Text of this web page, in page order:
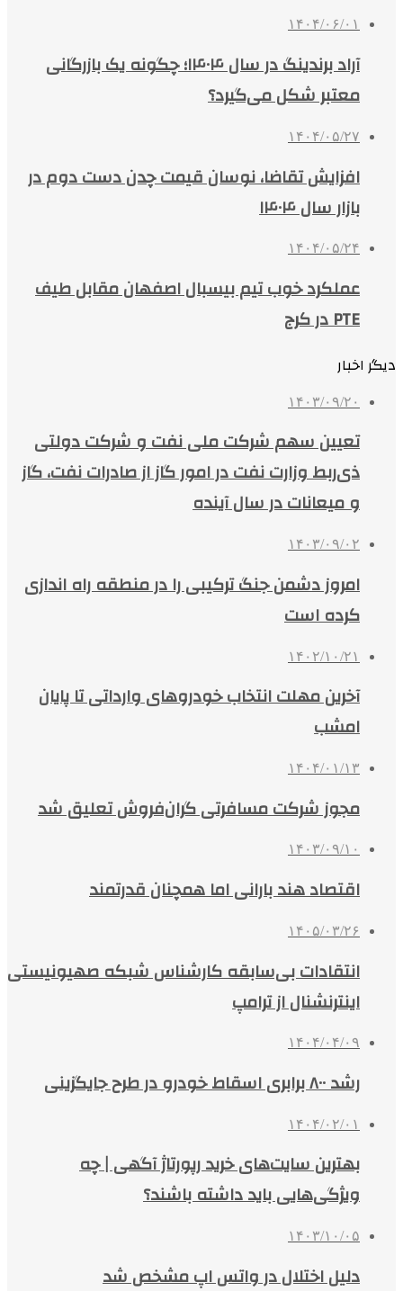
۱۴۰۴/۰۶/۰۱
آراد برندینگ در سال ۱۴۰۴؛ چگونه یک بازرگانی
معتبر شکل می‌گیرد؟
۱۴۰۴/۰۵/۲۷
افزایش تقاضا، نوسان قیمت چدن دست دوم در
بازار سال ۱۴۰۴
۱۴۰۴/۰۵/۲۴
عملکرد خوب تیم بیسبال اصفهان مقابل طیف
PTE در کرج
دیگر اخبار
۱۴۰۳/۰۹/۲۰
تعیین سهم شرکت ملی نفت و شرکت دولتی
ذی‌ربط وزارت نفت در امور ‏گاز از صادرات نفت، گاز
و میعانات در سال آینده
۱۴۰۳/۰۹/۰۲
امروز دشمن جنگ ترکیبی را در منطقه راه اندازی
کرده است
۱۴۰۲/۱۰/۲۱
آخرین مهلت انتخاب خودروهای وارداتی تا پایان
امشب
۱۴۰۴/۰۱/۱۳
مجوز شرکت مسافرتی گران‌فروش تعلیق شد
۱۴۰۳/۰۹/۱۰
اقتصاد هند بارانی اما همچنان قدرتمند
۱۴۰۵/۰۳/۲۶
انتقادات بی‌سابقه کارشناس شبکه صهیونیستی
اینترنشنال از ترامپ
۱۴۰۴/۰۴/۰۹
رشد ۸۰۰ برابری اسقاط خودرو در طرح جایگزینی
۱۴۰۴/۰۲/۰۱
بهترین سایت‌های خرید رپورتاژ آگهی | چه
ویژگی‌هایی باید داشته باشند؟
۱۴۰۳/۱۰/۰۵
دلیل اختلال در واتس اپ مشخص شد